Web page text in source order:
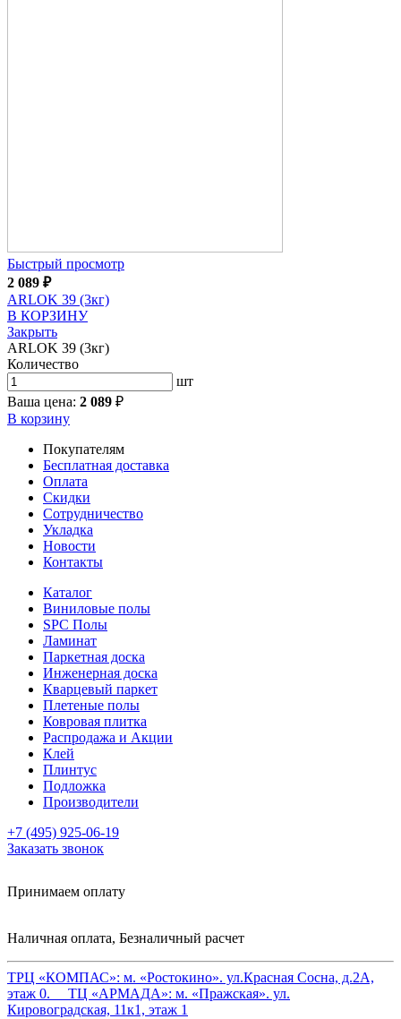
Быстрый просмотр
2 089 ₽
ARLOK 39 (3кг)
В КОРЗИНУ
Закрыть
ARLOK 39 (3кг)
Количество
шт
Ваша цена: 2 089 ₽
В корзину
Покупателям
Бесплатная доставка
Оплата
Скидки
Сотрудничество
Укладка
Новости
Контакты
Каталог
Виниловые полы
SPC Полы
Ламинат
Паркетная доска
Инженерная доска
Кварцевый паркет
Плетеные полы
Ковровая плитка
Распродажа и Акции
Клей
Плинтус
Подложка
Производители
+7 (495) 925-06-19
Заказать звонок
Принимаем оплату
Наличная оплата, Безналичный расчет
ТРЦ «КОМПАС»: м. «Ростокино». ул.Красная Сосна, д.2А,
этаж 0. ТЦ «АРМАДА»: м. «Пражская». ул.
Кировоградская, 11к1, этаж 1